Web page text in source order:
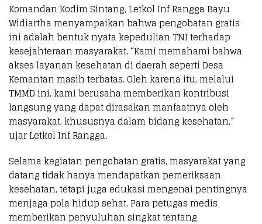
Komandan Kodim Sintang, Letkol Inf Rangga Bayu
Widiartha menyampaikan bahwa pengobatan gratis
ini adalah bentuk nyata kepedulian TNI terhadap
kesejahteraan masyarakat. “Kami memahami bahwa
akses layanan kesehatan di daerah seperti Desa
Kemantan masih terbatas. Oleh karena itu, melalui
TMMD ini, kami berusaha memberikan kontribusi
langsung yang dapat dirasakan manfaatnya oleh
masyarakat, khususnya dalam bidang kesehatan,”
ujar Letkol Inf Rangga.
Selama kegiatan pengobatan gratis, masyarakat yang
datang tidak hanya mendapatkan pemeriksaan
kesehatan, tetapi juga edukasi mengenai pentingnya
menjaga pola hidup sehat. Para petugas medis
memberikan penyuluhan singkat tentang